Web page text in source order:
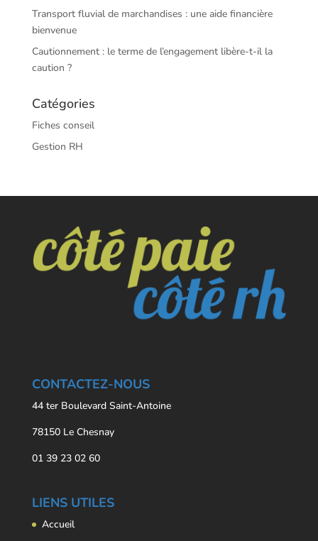
Transport fluvial de marchandises : une aide financière
bienvenue
Cautionnement : le terme de l’engagement libère-t-il la
caution ?
Catégories
Fiches conseil
Gestion RH
CONTACTEZ-NOUS
44 ter Boulevard Saint-Antoine
78150 Le Chesnay
01 39 23 02 60
LIENS UTILES
Accueil